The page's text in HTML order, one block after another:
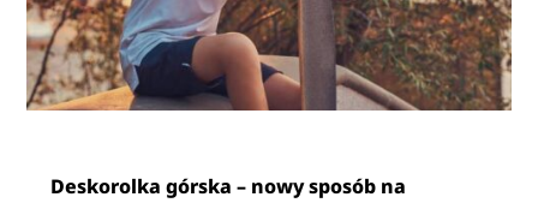
Deskorolka górska – nowy sposób na